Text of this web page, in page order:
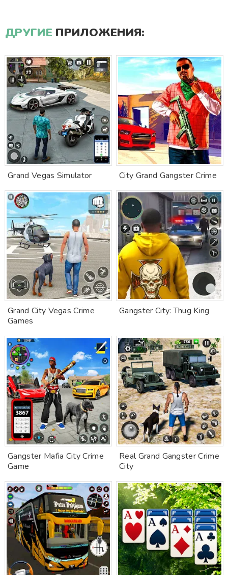
ДРУГИЕ ПРИЛОЖЕНИЯ:
Grand Vegas Simulator City Grand Gangster Crime
Grand City Vegas Crime
Games
Gangster City: Thug King
Gangster Mafia City Crime
Game
Real Grand Gangster Crime
City